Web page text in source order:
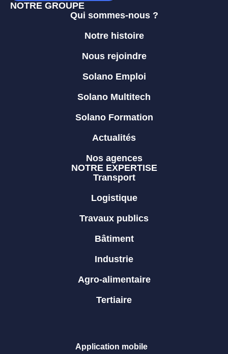
NOTRE GROUPE
Qui sommes-nous ?
Notre histoire
Nous rejoindre
Solano Emploi
Solano Multitech
Solano Formation
Actualités
Nos agences
NOTRE EXPERTISE
Transport
Logistique
Travaux publics
Bâtiment
Industrie
Agro-alimentaire
Tertiaire
Application mobile